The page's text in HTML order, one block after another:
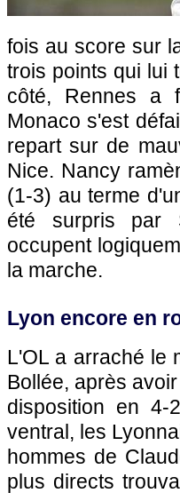
fois au score sur
trois points qui lui
côté, Rennes a
Monaco s'est
repart sur de
Nice. Nancy
(1-3) au terme
été surpris par
occupent
la marche.
Lyon encore en
L'OL a arraché le
Bollée, après
disposition en 4-
ventral, les
hommes de
plus directs